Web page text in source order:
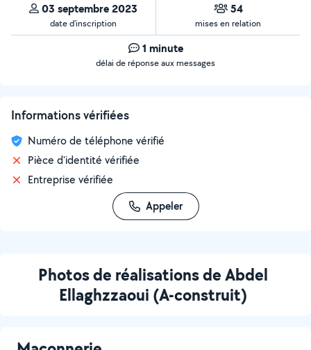
03 septembre 2023
date d’inscription
54
mises en relation
1 minute
délai de réponse aux messages
Informations vérifiées
Numéro de téléphone vérifié
Pièce d'identité vérifiée
Entreprise vérifiée
Appeler
Photos de réalisations de Abdel
Ellaghzzaoui (A-construit)